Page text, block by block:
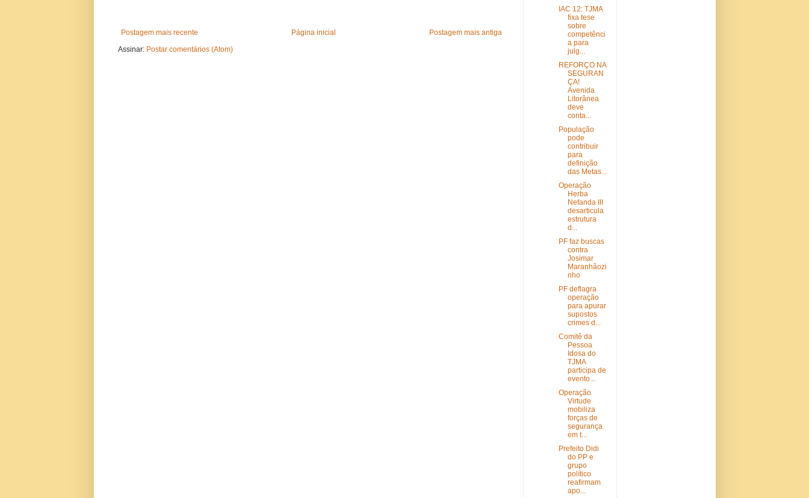
Postagem mais recente Postagem mais antiga
Página inicial
Assinar: Postar comentários (Atom)
IAC 12: TJMA
fixa tese
sobre
competênci
a para
julg...
REFORÇO NA
SEGURAN
ÇA!
Avenida
Litorânea
deve
conta...
População
pode
contribuir
para
definição
das Metas...
Operação
Herba
Nefanda III
desarticula
estrutura
d...
PF faz buscas
contra
Josimar
Maranhãozi
nho
PF deflagra
operação
para apurar
supostos
crimes d...
Comitê da
Pessoa
Idosa do
TJMA
participa de
evento...
Operação
Virtude
mobiliza
forças de
segurança
em t...
Prefeito Didi
do PP e
grupo
político
reafirmam
apo...